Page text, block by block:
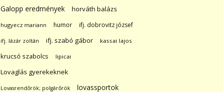
Galopp eredmények horváth balázs
hugyecz mariann humor ifj. dobrovitz józsef
ifj. lázár zoltán ifj. szabó gábor kassai lajos
krucsó szabolcs lipicai
Lovaglás gyerekeknek
Lovasrendőrök; polgárőrök
lovassportok